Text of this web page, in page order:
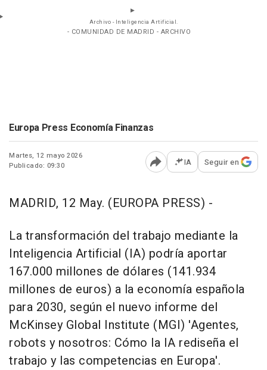
Archivo - Inteligencia Artificial.
- COMUNIDAD DE MADRID - ARCHIVO
Europa Press Economía Finanzas
Martes, 12 mayo 2026
Publicado: 09:30
Abrir opciones para
IA Seguir en
MADRID, 12 May. (EUROPA PRESS) -
La transformación del trabajo mediante la
Inteligencia Artificial (IA) podría aportar
167.000 millones de dólares (141.934
millones de euros) a la economía española
para 2030, según el nuevo informe del
McKinsey Global Institute (MGI) 'Agentes,
robots y nosotros: Cómo la IA rediseña el
trabajo y las competencias en Europa'.